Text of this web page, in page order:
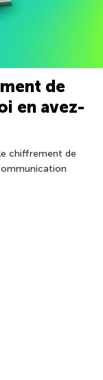
de
en avez-
chiffrement de